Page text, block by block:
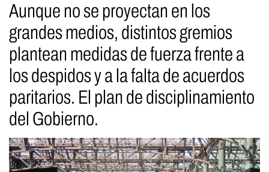
Aunque no se proyectan en los
grandes medios, distintos gremios
plantean medidas de fuerza frente a
los despidos y a la falta de acuerdos
paritarios. El plan de disciplinamiento
del Gobierno.